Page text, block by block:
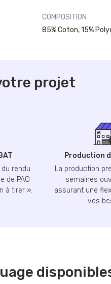
COMPOSITION
85% Coton, 15%
projet
rendu
de PAO
à tirer ».
Production
La production
semaines
assurant une
vos